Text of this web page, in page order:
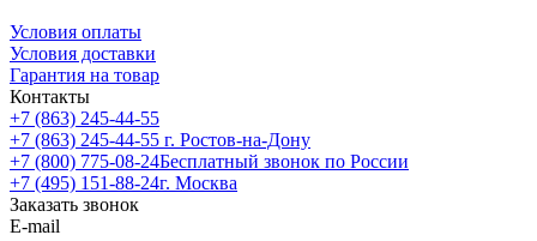
Условия оплаты
Условия доставки
Гарантия на товар
Контакты
+7 (863) 245-44-55
+7 (863) 245-44-55 г. Ростов-на-Дону
+7 (800) 775-08-24Бесплатный звонок по России
+7 (495) 151-88-24г. Москва
Заказать звонок
E-mail